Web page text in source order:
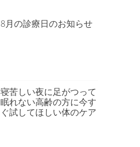
8月の診療日のお知らせ
寝苦しい夜に足がつって
眠れない高齢の方に今す
ぐ試してほしい体のケア